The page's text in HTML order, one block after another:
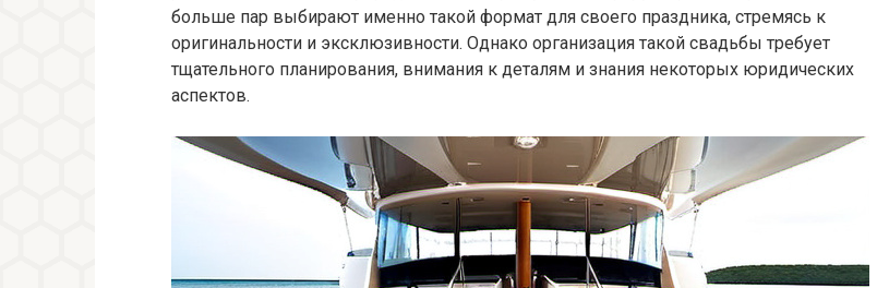
больше пар выбирают именно такой формат для своего праздника, стремясь к
оригинальности и эксклюзивности. Однако организация такой свадьбы требует
тщательного планирования, внимания к деталям и знания некоторых юридических
аспектов.